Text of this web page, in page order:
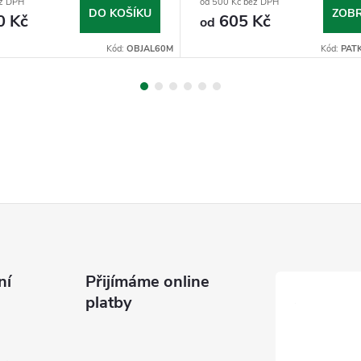
Kč DO KOŠÍKU
Kód: OBJAL60M
od 605 Kč
Kód:
Přijímáme online
platby